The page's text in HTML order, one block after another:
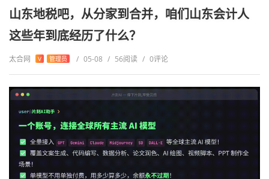
山东地税吧，从分家到合并，咱们山东会计人
这些年到底经历了什么？
太合网 V 管理员 / 05-08 / 56阅读 / 0评论